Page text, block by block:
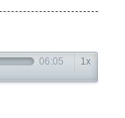
06:05 1x